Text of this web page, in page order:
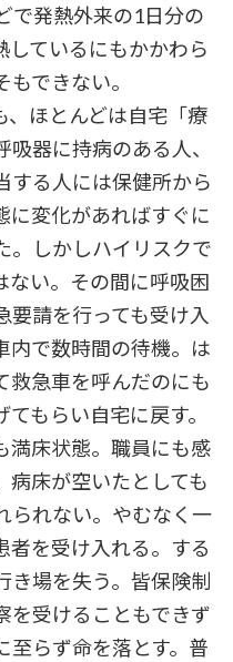
で発熱外来の1日分の
しているにもかかわら
できない。
ほとんどは自宅「療
器に持病のある人、
する人には保健所から
に変化があればすぐに
。しかしハイリスクで
ない。その間に呼吸困
要請を行っても受け入
内で数時間の待機。は
救急車を呼んだのにも
もらい自宅に戻す。
満床状態。職員にも感
病床が空いたとしても
られない。やむなく一
者を受け入れる。する
き場を失う。皆保険制
を受けることもできず
至らず命を落とす。普